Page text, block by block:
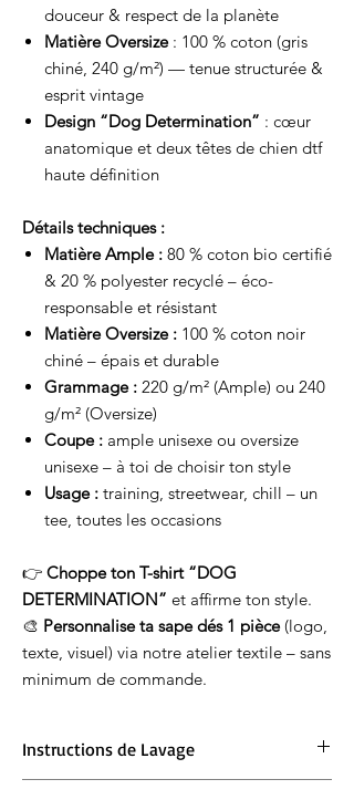
douceur & respect de la planète
Matière Oversize: 100 % coton (gris
chiné, 240 g/m²) — tenue structurée &
esprit vintage
Design “Dog Determination” : cœur
anatomique et deux têtes de chien dtf
haute définition
Détails techniques :
Matière Ample : 80 % coton bio certifié
& 20 % polyester recyclé – éco-
responsable et résistant
Matière Oversize : 100 % coton noir
chiné – épais et durable
Grammage : 220 g/m² (Ample) ou 240
g/m² (Oversize)
Coupe : ample unisexe ou oversize
unisexe – à toi de choisir ton style
Usage : training, streetwear, chill – un
tee, toutes les occasions
👉 Choppe ton T-shirt “DOG
DETERMINATION” et affirme ton style.
🎨 Personnalise ta sape dés 1 pièce(logo,
texte, visuel) via notre atelier textile – sans
minimum de commande.
Instructions de Lavage